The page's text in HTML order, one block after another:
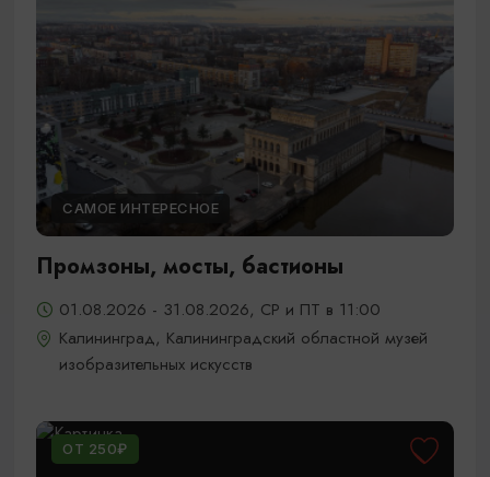
САМОЕ ИНТЕРЕСНОЕ
Промзоны, мосты, бастионы
01.08.2026 - 31.08.2026, СР и ПТ в 11:00
Калининград, Калининградский областной музей
изобразительных искусств
ОТ 250₽